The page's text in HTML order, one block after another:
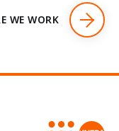
WE WORK